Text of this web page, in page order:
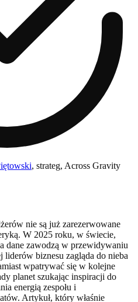
, strateg, Across Gravity
nie są już zarezerwowane
W 2025 roku, w świecie,
dane zawodzą w przewidywaniu
biznesu zagląda do nieba
wpatrywać się w kolejne
planet szukając inspiracji do
energią zespołu i
Artykuł, który właśnie